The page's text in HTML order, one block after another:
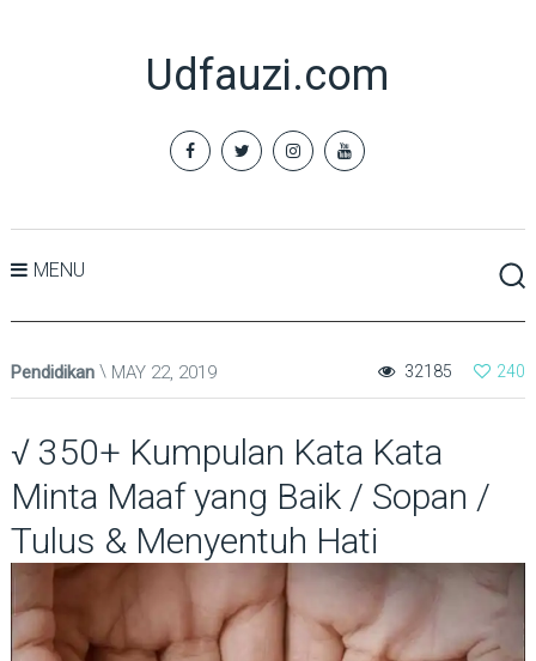
Udfauzi.com
MENU
Pendidikan MAY 22, 2019 240
32185
√ 350+ Kumpulan Kata Kata
Minta Maaf yang Baik / Sopan /
Tulus & Menyentuh Hati